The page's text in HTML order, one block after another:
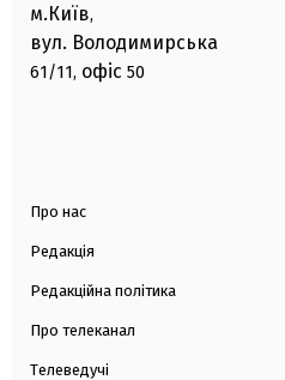
м.Київ,
вул. Володимирська
61/11, офіс 50
Про нас
Редакція
Редакційна політика
Про телеканал
Телеведучі